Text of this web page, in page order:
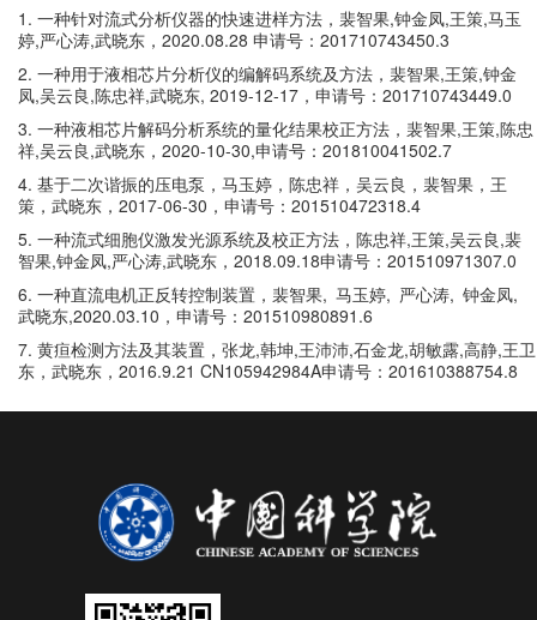
1. 一种针对流式分析仪器的快速进样方法，裴智果,钟金凤,王策,马玉
婷,严心涛,武晓东， 2020.08.28 申请号： 201710743450.3
2. 一种用于液相芯片分析仪的编解码系统及方法，裴智果,王策,钟金
凤,吴云良,陈忠祥,武晓东, 2019-12-17 ，申请号： 201710743449.0
3. 一种液相芯片解码分析系统的量化结果校正方法，裴智果,王策,陈忠
祥,吴云良,武晓东， 2020-10-30,申请号： 201810041502.7
4. 基于二次谐振的压电泵，马玉婷，陈忠祥，吴云良，裴智果，王
策，武晓东， 2017-06-30 ，申请号： 201510472318.4
5. 一种流式细胞仪激发光源系统及校正方法，陈忠祥,王策,吴云良,裴
智果,钟金凤,严心涛,武晓东， 2018.09.18申请号： 201510971307.0
6. 一种直流电机正反转控制装置，裴智果, 马玉婷, 严心涛, 钟金凤,
武晓东,2020.03.10 ，申请号： 201510980891.6
7. 黄疸检测方法及其装置，张龙,韩坤,王沛沛,石金龙,胡敏露,高静,王卫
东，武晓东， 2016.9.21 CN105942984A申请号： 201610388754.8